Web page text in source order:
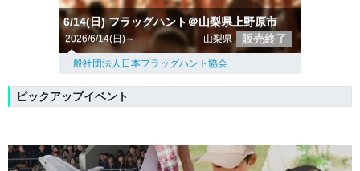
6/14(日) フラッグハント＠山梨県上野原市
2026/6/14(日)～ 山梨県 販売終了
一般社団法人日本フラッグハント協会
ピックアップイベント